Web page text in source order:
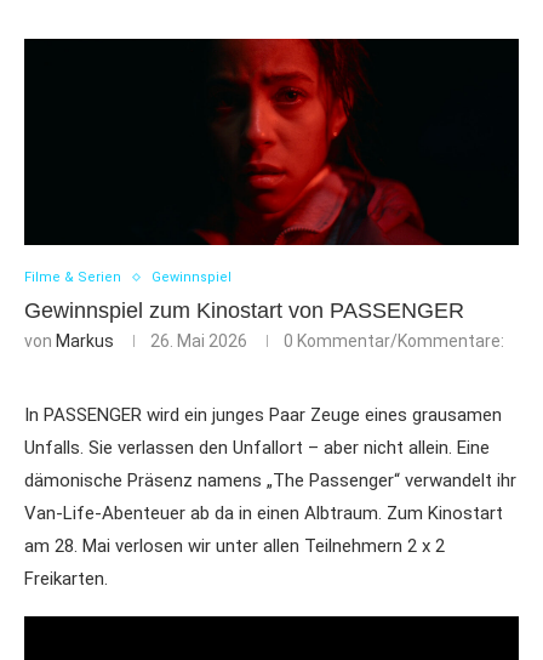
Filme & Serien Gewinnspiel
Gewinnspiel zum Kinostart von PASSENGER
von Markus 26. Mai 2026 0 Kommentar/Kommentare:
In PASSENGER wird ein junges Paar Zeuge eines grausamen
Unfalls. Sie verlassen den Unfallort – aber nicht allein. Eine
dämonische Präsenz namens „The Passenger“ verwandelt ihr
Van-Life-Abenteuer ab da in einen Albtraum. Zum Kinostart
am 28. Mai verlosen wir unter allen Teilnehmern 2 x 2
Freikarten.